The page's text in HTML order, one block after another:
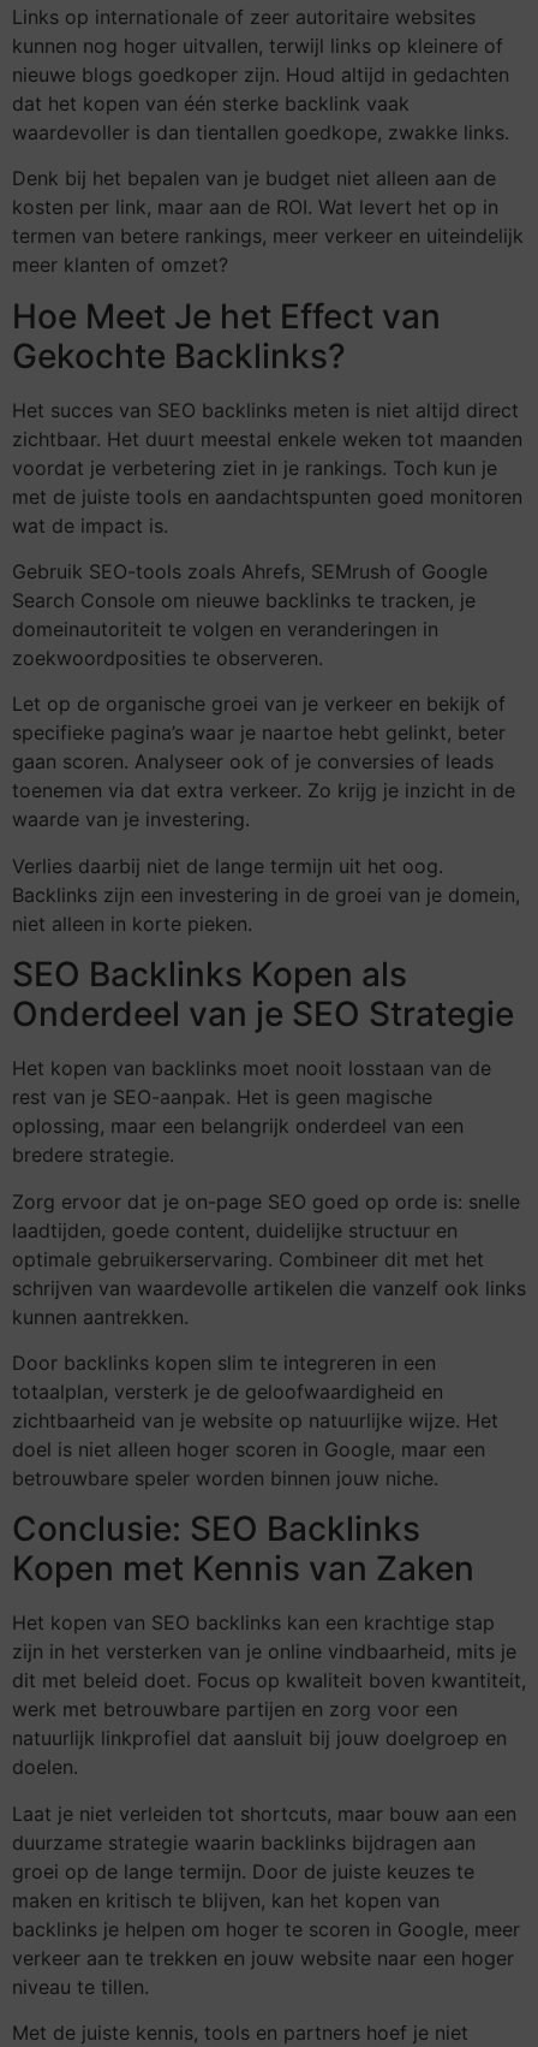
Links op internationale of zeer autoritaire websites
kunnen nog hoger uitvallen, terwijl links op kleinere of
nieuwe blogs goedkoper zijn. Houd altijd in gedachten
dat het kopen van één sterke backlink vaak
waardevoller is dan tientallen goedkope, zwakke links.
Denk bij het bepalen van je budget niet alleen aan de
kosten per link, maar aan de ROI. Wat levert het op in
termen van betere rankings, meer verkeer en uiteindelijk
meer klanten of omzet?
Hoe Meet Je het Effect van
Gekochte Backlinks?
Het succes van SEO backlinks meten is niet altijd direct
zichtbaar. Het duurt meestal enkele weken tot maanden
voordat je verbetering ziet in je rankings. Toch kun je
met de juiste tools en aandachtspunten goed monitoren
wat de impact is.
Gebruik SEO-tools zoals Ahrefs, SEMrush of Google
Search Console om nieuwe backlinks te tracken, je
domeinautoriteit te volgen en veranderingen in
zoekwoordposities te observeren.
Let op de organische groei van je verkeer en bekijk of
specifieke pagina’s waar je naartoe hebt gelinkt, beter
gaan scoren. Analyseer ook of je conversies of leads
toenemen via dat extra verkeer. Zo krijg je inzicht in de
waarde van je investering.
Verlies daarbij niet de lange termijn uit het oog.
Backlinks zijn een investering in de groei van je domein,
niet alleen in korte pieken.
SEO Backlinks Kopen als
Onderdeel van je SEO Strategie
Het kopen van backlinks moet nooit losstaan van de
rest van je SEO-aanpak. Het is geen magische
oplossing, maar een belangrijk onderdeel van een
bredere strategie.
Zorg ervoor dat je on-page SEO goed op orde is: snelle
laadtijden, goede content, duidelijke structuur en
optimale gebruikerservaring. Combineer dit met het
schrijven van waardevolle artikelen die vanzelf ook links
kunnen aantrekken.
Door backlinks kopen slim te integreren in een
totaalplan, versterk je de geloofwaardigheid en
zichtbaarheid van je website op natuurlijke wijze. Het
doel is niet alleen hoger scoren in Google, maar een
betrouwbare speler worden binnen jouw niche.
Conclusie: SEO Backlinks
Kopen met Kennis van Zaken
Het kopen van SEO backlinks kan een krachtige stap
zijn in het versterken van je online vindbaarheid, mits je
dit met beleid doet. Focus op kwaliteit boven kwantiteit,
werk met betrouwbare partijen en zorg voor een
natuurlijk linkprofiel dat aansluit bij jouw doelgroep en
doelen.
Laat je niet verleiden tot shortcuts, maar bouw aan een
duurzame strategie waarin backlinks bijdragen aan
groei op de lange termijn. Door de juiste keuzes te
maken en kritisch te blijven, kan het kopen van
backlinks je helpen om hoger te scoren in Google, meer
verkeer aan te trekken en jouw website naar een hoger
niveau te tillen.
Met de juiste kennis, tools en partners hoef je niet